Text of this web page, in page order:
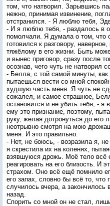
том, что натворил. Зарывшись
нежно, принимая извинение,
отстранился. - Я люблю тебя,
- И я люблю тебя, - раздалось в
помолчали. Я думала о том, что
готовился к разговору,
тяжёлому в его жизни. Быть
и вынес приговор, сразу после
осознав, чего чуть не натворил
- Белла, с той самой минуты,
пытаешься вести со мной
худшую часть меня. Я чуть не
сожалел, и самое страшное,
остановится и не убить тебя, - я
ему это признание, поэтому,
руку, желая дотронуться до его
неотрывно смотря на мою
меня. И это правильно.
- Нет, не боюсь, - возразила я,
я скрестила их на коленях,
взявшуюся дрожь. Моё тело всё
реагировать на его близость. И
страхом. Оно всё ещё помнило
его запах, словно бы всё то,
случилось вчера, а закончилось
назад.
Спорить со мной он не стал,